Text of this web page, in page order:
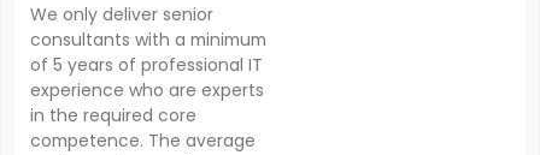
We only deliver senior
consultants with a minimum
of 5 years of professional IT
experience who are experts
in the required core
competence. The average